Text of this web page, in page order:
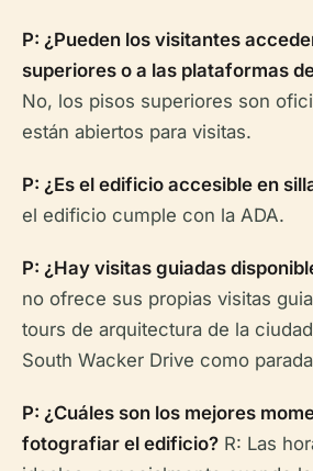
P: ¿Pueden los visitantes
superiores o a las plataformas
No, los pisos superiores son
están abiertos para visitas.
P: ¿Es el edificio accesible en
el edificio cumple con la ADA.
P: ¿Hay visitas guiadas
no ofrece sus propias visitas
tours de arquitectura de la
South Wacker Drive como
P: ¿Cuáles son los mejores
fotografiar el edificio? R: Las